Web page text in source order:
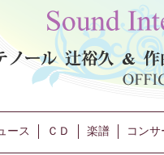
ース ＣＤ 楽譜 コン